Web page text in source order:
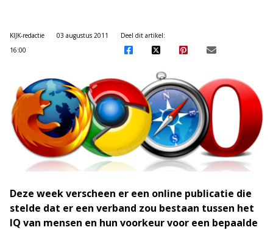
KIJK-redactie
03 augustus 2011
16:00
Deel dit artikel:
Deze week verscheen er een online publicatie die
stelde dat er een verband zou bestaan tussen het
IQ van mensen en hun voorkeur voor een bepaalde